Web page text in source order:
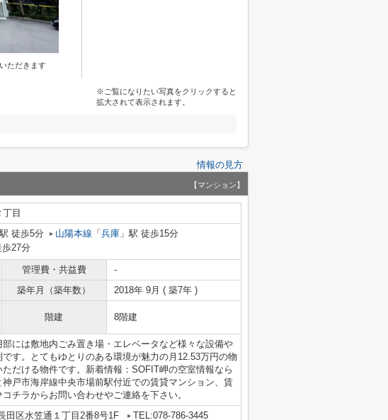
ただきます
※ご覧になりたい写真をクリックすると
拡大されて表示されます。
情報の見方
【マンション】
丁目
徒歩5分 山陽本線 「 兵庫 」駅 徒歩15分
歩27分
管理費・共益費
-
築年月（築年数） 2018年 9月 ( 築7年 )
階建 8階建
には敷地内ごみ置き場・エレベータなど様々な設備や
す。とてもゆとりのある環境が魅力の月12.53万円の物
だける物件です。新着情報：SOFIT岬の空室情報なら
戸市海岸線中央市場前駅付近での賃貸マンション、賃
チラからお問い合わせやご連絡を下さい。
田区水笠通１丁目2番8号1F
TEL:078-786-3445